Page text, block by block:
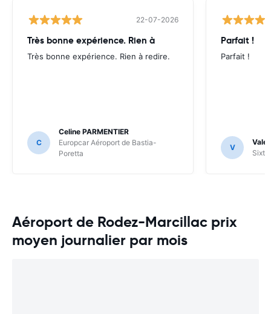
22-07-2026
Très bonne expérience. Rien à
Très bonne expérience. Rien à redire.
C
Celine PARMENTIER
Europcar Aéroport de Bastia-
Poretta
Parfait !
Parfait !
V
Sixt
Aéroport de Rodez-Marcillac prix
moyen journalier par mois